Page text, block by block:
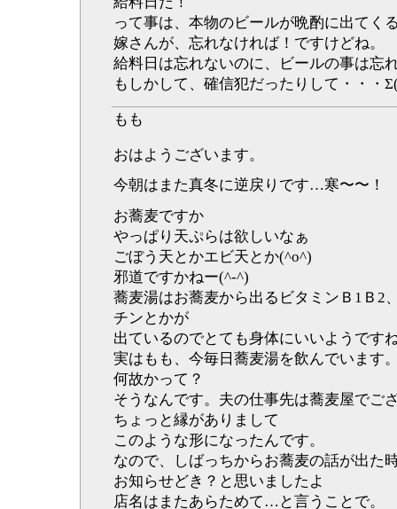
って事は、本物のビールが晩酌に出てく
嫁さんが、忘れなければ！ですけどね。
給料日は忘れないのに、ビールの事は忘
もしかして、確信犯だったりして・・・
もも
おはようございます。
今朝はまた真冬に逆戻りです…寒〜〜！
お蕎麦ですか
やっぱり天ぷらは欲しいなぁ
ごぼう天とかエビ天とか(^o^)
邪道ですかねー(^-^)
蕎麦湯はお蕎麦から出るビタミンＢ1Ｂ2
チンとかが
出ているのでとても身体にいいようです
実はもも、今毎日蕎麦湯を飲んでいます
何故かって？
そうなんです。夫の仕事先は蕎麦屋でご
ちょっと縁がありまして
このような形になったんです。
なので、しばっちからお蕎麦の話が出た
お知らせどき？と思いましたよ
店名はまたあらためて…と言うことで。